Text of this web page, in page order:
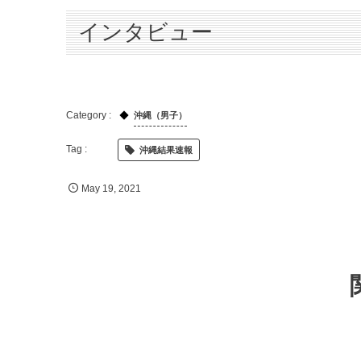
インタビュー
沖縄（男子）
沖縄結果速報
May 19 ,2021